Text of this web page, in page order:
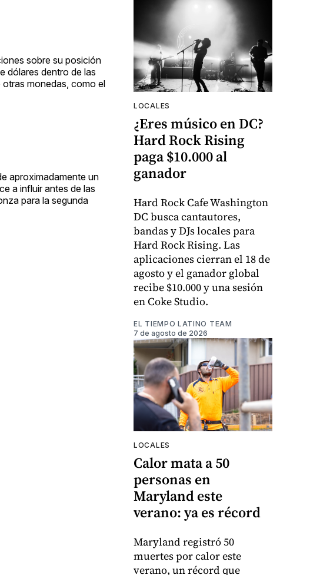
sobre su posición
dólares dentro de las
monedas, como el
aproximadamente un
a influir antes de las
para la segunda
LOCALES
¿Eres músico en DC?
Hard Rock Rising
paga $10.000 al
ganador
Hard Rock Cafe Washington
DC busca cantautores,
bandas y DJs locales para
Hard Rock Rising. Las
aplicaciones cierran el 18 de
agosto y el ganador global
recibe $10.000 y una sesión
en Coke Studio.
EL TIEMPO LATINO TEAM
7 de agosto de 2026
LOCALES
Calor mata a 50
personas en
Maryland este
verano: ya es récord
Maryland registró 50
muertes por calor este
verano, un récord que